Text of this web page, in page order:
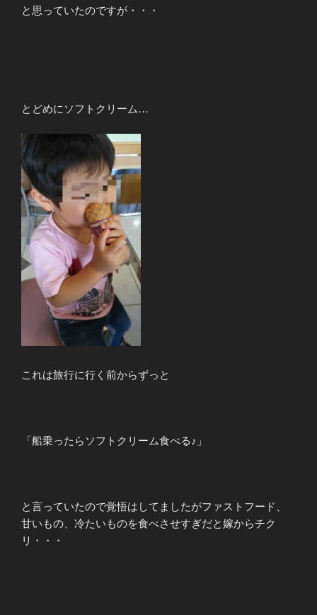
と思っていたのですが・・・
とどめにソフトクリーム…
これは旅行に行く前からずっと
「船乗ったらソフトクリーム食べる♪」
と言っていたので覚悟はしてましたがファストフード、
甘いもの、冷たいものを食べさせすぎだと嫁からチク
リ・・・